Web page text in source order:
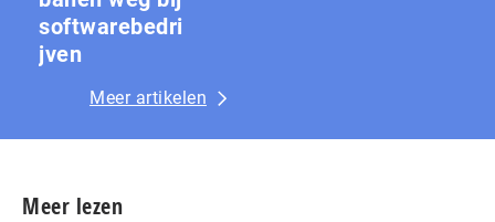
softwarebedri
jven
Meer artikelen
Meer lezen